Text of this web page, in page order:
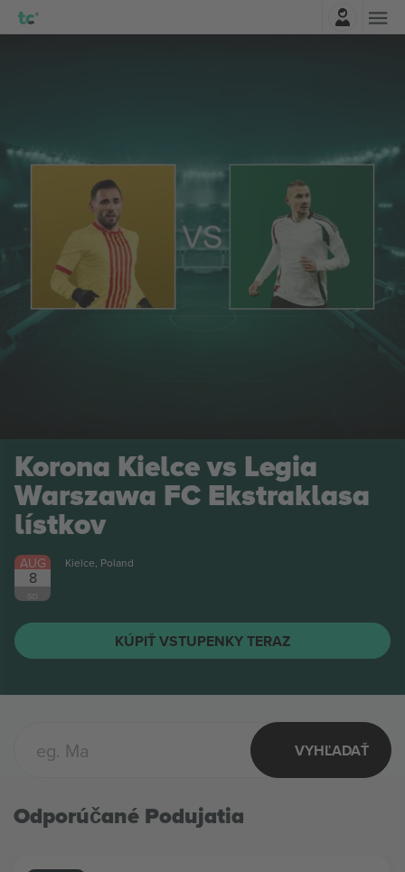
Stal Mielec vs Stal
Rzeszów 1 Ligalístkov
8
SO
KÚPIŤ VSTUPENKY TERAZ
VYHĽADAŤ
Odporúčané Podujatia